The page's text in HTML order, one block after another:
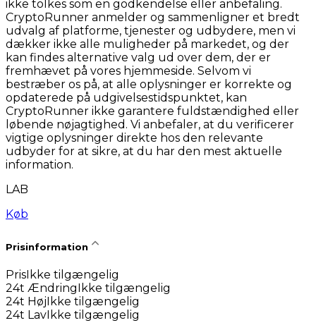
ikke tolkes som en godkendelse eller anbefaling.
CryptoRunner anmelder og sammenligner et bredt
udvalg af platforme, tjenester og udbydere, men vi
dækker ikke alle muligheder på markedet, og der
kan findes alternative valg ud over dem, der er
fremhævet på vores hjemmeside. Selvom vi
bestræber os på, at alle oplysninger er korrekte og
opdaterede på udgivelsestidspunktet, kan
CryptoRunner ikke garantere fuldstændighed eller
løbende nøjagtighed. Vi anbefaler, at du verificerer
vigtige oplysninger direkte hos den relevante
udbyder for at sikre, at du har den mest aktuelle
information.
LAB
Køb
Prisinformation
Pris Ikke tilgængelig
24t Ændring Ikke tilgængelig
24t Høj Ikke tilgængelig
24t Lav Ikke tilgængelig